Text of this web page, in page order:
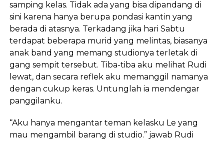
samping kelas. Tidak ada yang bisa dipandang di
sini karena hanya berupa pondasi kantin yang
berada di atasnya. Terkadang jika hari Sabtu
terdapat beberapa murid yang melintas, biasanya
anak band yang memang studionya terletak di
gang sempit tersebut. Tiba-tiba aku melihat Rudi
lewat, dan secara reflek aku memanggil namanya
dengan cukup keras. Untunglah ia mendengar
panggilanku.
“Aku hanya mengantar teman kelasku Le yang
mau mengambil barang di studio.” jawab Rudi